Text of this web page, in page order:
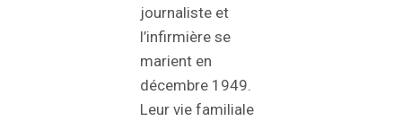
journaliste et
l’infirmière se
marient en
décembre 1949.
Leur vie familiale